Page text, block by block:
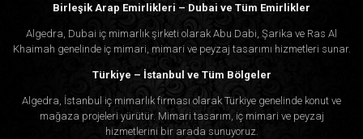
Birleşik Arap Emirlikleri – Dubai ve Tüm Emirlikler
Algedra, Dubai iç mimarlık şirketi olarak Abu Dabi, Şarika ve Ras Al
Khaimah genelinde iç mimari, mimari ve peyzaj tasarımı hizmetleri sunar.
Türkiye – İstanbul ve Tüm Bölgeler
Algedra, İstanbul iç mimarlık firması olarak Türkiye genelinde konut ve
mağaza projeleri yürütür. Mimari tasarım, iç mimari ve peyzaj
hizmetlerini bir arada sunuyoruz.